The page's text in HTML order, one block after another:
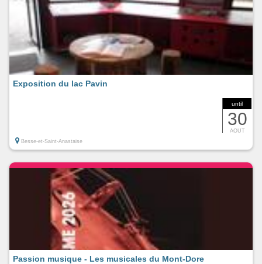
until
30
AOUT
Exposition du lac Pavin
Besse-et-Saint-Anastaise
Passion musique - Les musicales du Mont-Dore